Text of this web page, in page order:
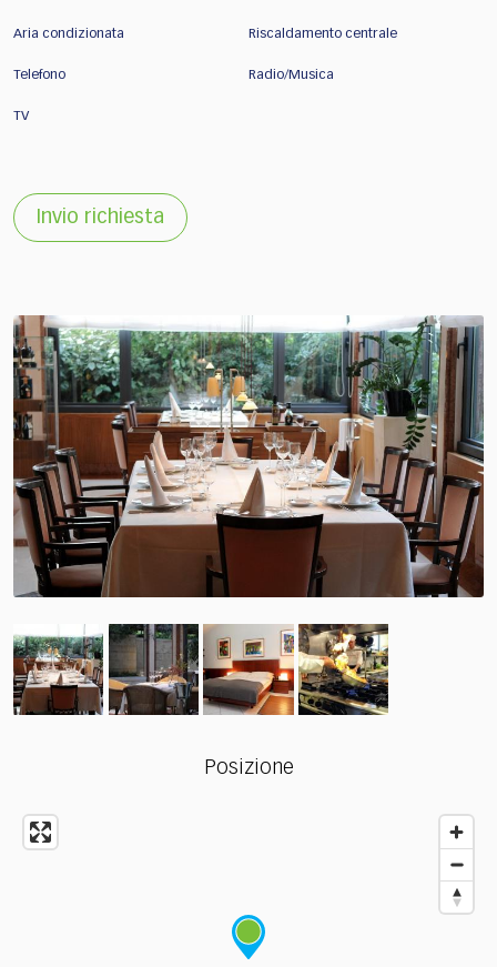
Aria condizionata Riscaldamento centrale
Telefono Radio/Musica
TV
Invio richiesta
Posizione